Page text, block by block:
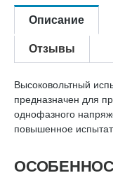
Описание
Отзывы
Высоковольтный
предназначен для
однофазного
повышенное